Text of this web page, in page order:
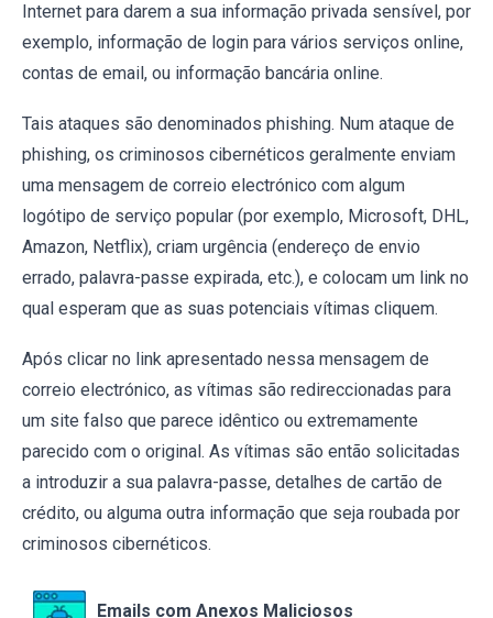
Internet para darem a sua informação privada sensível, por
exemplo, informação de login para vários serviços online,
contas de email, ou informação bancária online.
Tais ataques são denominados phishing. Num ataque de
phishing, os criminosos cibernéticos geralmente enviam
uma mensagem de correio electrónico com algum
logótipo de serviço popular (por exemplo, Microsoft, DHL,
Amazon, Netflix), criam urgência (endereço de envio
errado, palavra-passe expirada, etc.), e colocam um link no
qual esperam que as suas potenciais vítimas cliquem.
Após clicar no link apresentado nessa mensagem de
correio electrónico, as vítimas são redireccionadas para
um site falso que parece idêntico ou extremamente
parecido com o original. As vítimas são então solicitadas
a introduzir a sua palavra-passe, detalhes de cartão de
crédito, ou alguma outra informação que seja roubada por
criminosos cibernéticos.
Emails com Anexos Maliciosos